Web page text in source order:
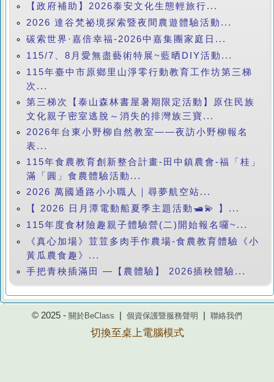
【政府補助】2026泰安文化生態輕旅行...
2026 達谷梵祕境探索暨夜間農遊體驗活動...
碳索世界·嘉倍幸福-2026中嘉集團家庭日...
115/7、8月愛無盡藝術特展~藍晒DIY活動...
115年臺中市原鄉里山淨零行動教育工作坊第三梯
次...
第三梯次【泰山森林書屋暑期限定活動】原住民族
文化親子密室逃脫～消失的排灣族三寶...
2026年台東小野柳自然教室——夜訪小野柳報名
表...
115年食農教育創新整合計畫-田中鎮農會-福「桂」
滿「圓」食農體驗活動...
2026 萬國通路小小職人｜尋夢航空站...
【 2026 日月潭電動船夏季主題活動🛥️💫 】...
115年度食材險趣親子體驗營(二)開始報名囉~...
《真心加場》荳荳多肉手作農場-食農教育體驗《小
黃瓜農食趣》...
手把青秧插滿田 —【農體驗】 2026插秧體驗...
© 2025 - 關於BeClass 個資保護暨服務聲明 聯絡我們
切換至桌上電腦模式